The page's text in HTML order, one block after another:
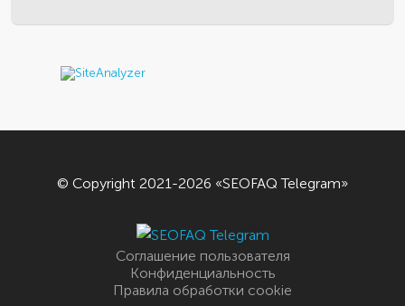
© Copyright 2021-2026 «SEOFAQ Telegram»
Соглашение пользователя
Конфиденциальность
Правила обработки cookie